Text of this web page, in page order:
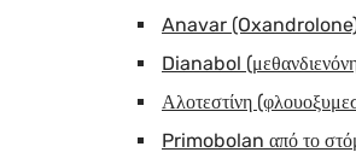
Anavar
Dianabol
Αλοτεστίνη
Primobolan από το